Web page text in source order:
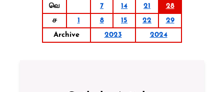
வெ
7 14 21
28
ச
1 8 15 22
29
Archive
2023 2024